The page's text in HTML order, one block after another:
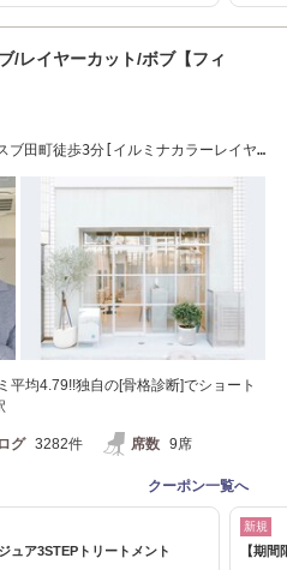
レイヤーカット/ボブ【フィ
ブ田町徒歩3分[イルミナカラーレイヤ
平均4.79!!独自の[骨格診断]でショート
グ 3282件 席数 9席
クーポン一覧へ
ュア3STEPトリートメント
新規
【期